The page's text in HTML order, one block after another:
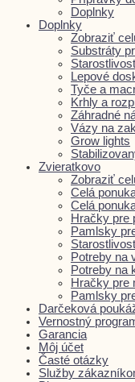
Doplnky
Doplnky
Zobraziť
Substráty
Lepové
Tyče a
Krhly a
Záhradné
Vázy na
Grow lights
Zvieratkovo
Zobraziť
Celá
Celá
Hračky pre
Pamlsky
Potreby na
Potreby na
Hračky pre
Pamlsky
Darčeková
Vernostný
Garancia
Môj účet
Časté otázky
Služby